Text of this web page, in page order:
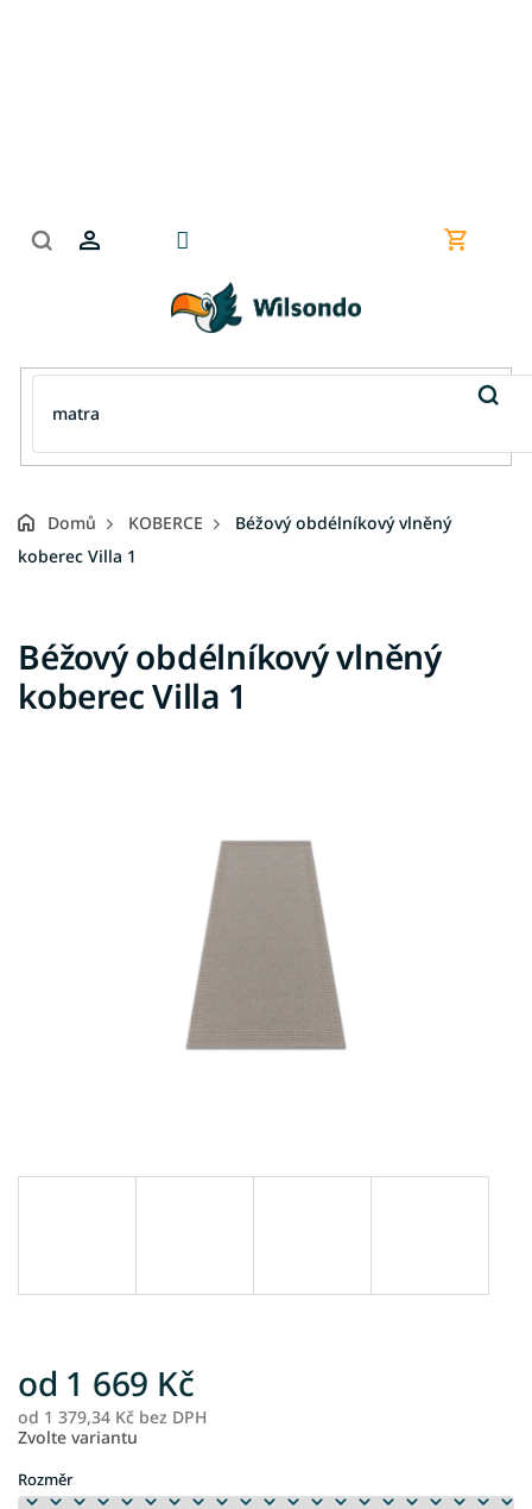
Nákupní
Domů KOBERCE
Béžový obdélníkový vlněný
koberec Villa 1
Béžový obdélníkový vlněný
koberec Villa 1
od 1 669 Kč
od 1 379,34 Kč bez DPH
Zvolte variantu
Rozměr